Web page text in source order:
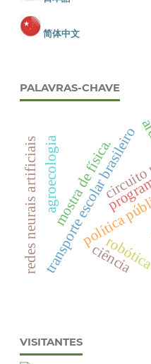
简体中文
PALAVRAS-CHAVE
política
transporte escolar brasileiro
redes neurais artificiaismostra de física.
agroecologia
ciência
VISITANTES